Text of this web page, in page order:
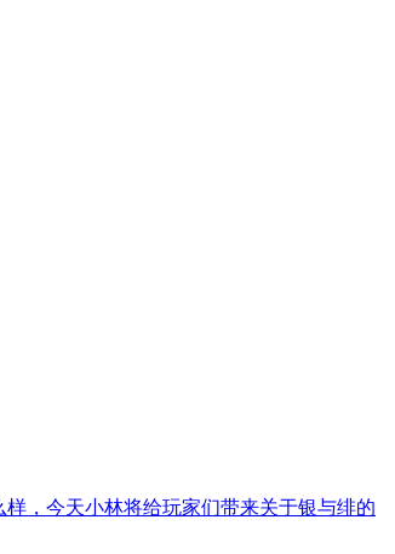
，今天小林将给玩家们带来关于银与绯的